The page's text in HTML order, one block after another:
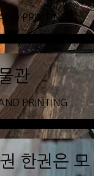
PRINTING
관
PRINTING
한권은 모